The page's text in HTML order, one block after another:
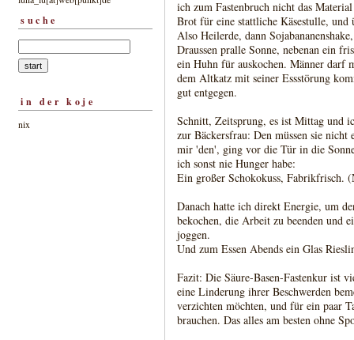
suche
in der koje
nix
ich zum Fastenbruch nicht das
Brot für eine stattliche Käsestulle, und
Also Heilerde, dann
Draussen pralle Sonne, nebenan ein
ein Huhn für auskochen. Männer darf
dem Altkatz mit seiner Essstörung
gut entgegen.
Schnitt, Zeitsprung, es ist Mittag und
zur Bäckersfrau: Den müssen sie nicht
mir 'den', ging vor die Tür in die
ich sonst nie Hunger habe:
Ein großer Schokokuss, Fabrikfrisch.
Danach hatte ich direkt Energie, um
bekochen, die Arbeit zu beenden und
joggen.
Und zum Essen Abends ein Glas
Fazit: Die Säure-Basen-Fastenkur ist
eine Linderung ihrer Beschwerden
verzichten möchten, und für ein paar
brauchen. Das alles am besten ohne